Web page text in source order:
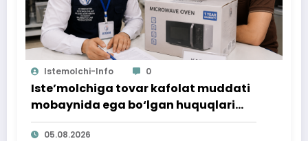
Istemolchi-Info 0
Iste’molchiga tovar kafolat muddati
mobaynida ega bo‘lgan huquqlari
ta’minlab berildi
05.08.2026